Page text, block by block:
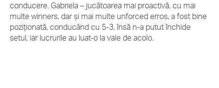
conducere. Gabriela – jucătoarea mai proactivă, cu mai
multe winners, dar și mai multe unforced erros, a fost bine
poziționată, conducând cu 5-3, însă n-a putut închide
setul, iar lucrurile au luat-o la vale de acolo.